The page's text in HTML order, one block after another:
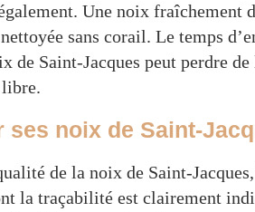
Une noix fraîchement
sans corail. Le temps
de Saint-Jacques peut perdre
noix de Saint-
de la noix de Saint-
la traçabilité est clairement